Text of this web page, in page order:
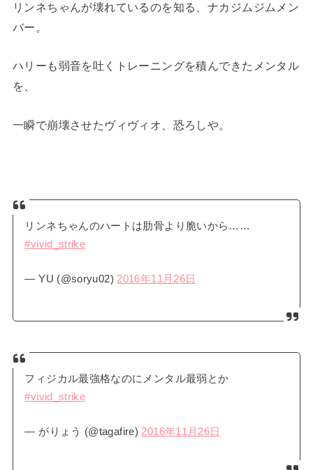
リンネちゃんが壊れているのを知る、ナカジムジムメン
バー。
ハリーも弱音を吐くトレーニングを積んできたメンタル
を、
一瞬で崩壊させたヴィヴィオ、恐ろしや。
リンネちゃんのハートは肋骨より脆いから……
#vivid_strike
— YU (@soryu02) 2016年11月26日
フィジカル最強格なのにメンタル最弱とか
#vivid_strike
— がりょう (@tagafire) 2016年11月26日